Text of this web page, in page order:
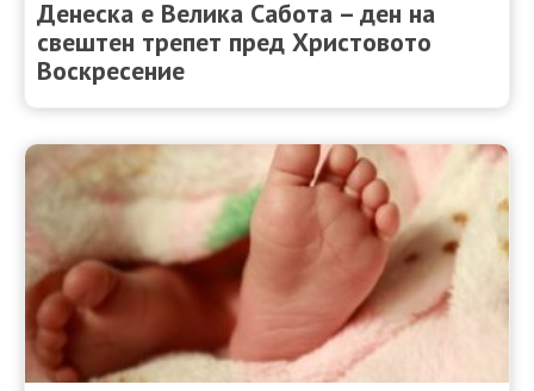
Денеска е Велика Сабота – ден на
свештен трепет пред Христовото
Воскресение